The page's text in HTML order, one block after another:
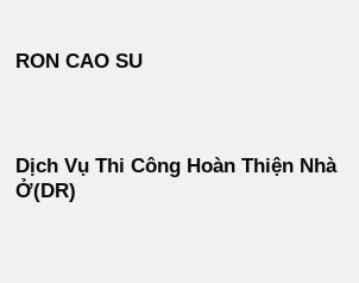
RON CAO SU
Dịch Vụ Thi Công Hoàn Thiện Nhà
Ở(DR)